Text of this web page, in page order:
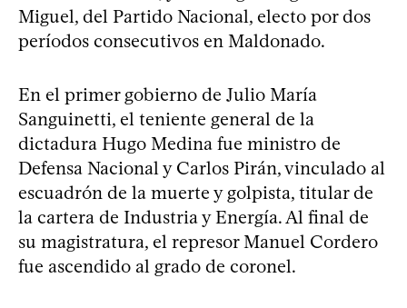
Miguel, del Partido Nacional, electo por dos
períodos consecutivos en Maldonado.
En el primer gobierno de Julio María
Sanguinetti, el teniente general de la
dictadura Hugo Medina fue ministro de
Defensa Nacional y Carlos Pirán, vinculado al
escuadrón de la muerte y golpista, titular de
la cartera de Industria y Energía. Al final de
su magistratura, el represor Manuel Cordero
fue ascendido al grado de coronel.